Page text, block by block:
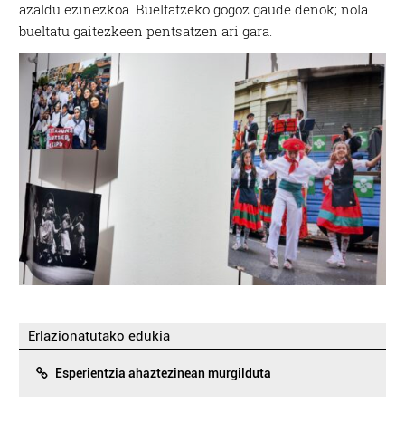
azaldu ezinezkoa. Bueltatzeko gogoz gaude denok; nola
bueltatu gaitezkeen pentsatzen ari gara.
Erlazionatutako edukia
Esperientzia ahaztezinean murgilduta